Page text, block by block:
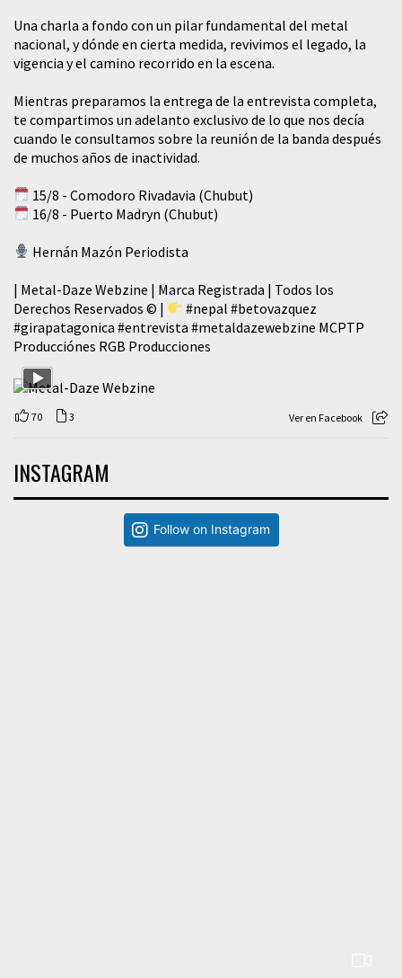
​Una charla a fondo con un pilar fundamental del metal
nacional, y dónde en cierta medida, revivimos el legado, la
vigencia y el camino recorrido en la escena.
Mientras preparamos la entrega de la entrevista completa,
te compartimos un adelanto exclusivo de lo que nos decía
cuando le consultamos sobre la reunión de la banda después
de muchos años de inactividad.
15/8 - Comodoro Rivadavia (Chubut)
16/8 - Puerto Madryn (Chubut)
Hernán Mazón Periodista
| Metal-Daze Webzine | Marca Registrada | Todos los
Derechos Reservados © |
#nepal #betovazquez
#girapatagonica #entrevista #metaldazewebzine MCPTP
Producciónes RGB Producciones
70 3 Ver en Facebook
INSTAGRAM
Follow on Instagram